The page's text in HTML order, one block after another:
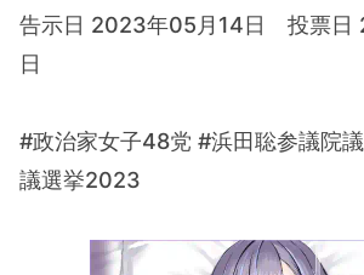
告示日 2023年05月14日 投票日
日
#政治家女子48党 #浜田聡参議院
議選挙2023